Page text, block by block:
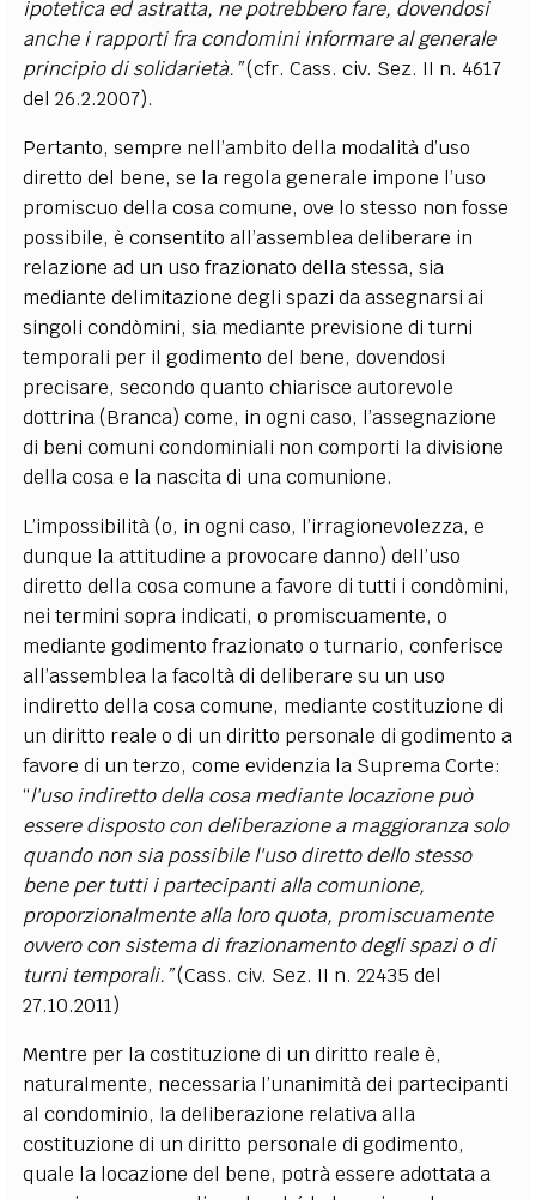
ipotetica ed astratta, ne potrebbero fare, dovendosi
anche i rapporti fra condomini informare al generale
principio di solidarietà.”(cfr. Cass. civ. Sez. II n. 4617
del 26.2.2007).
Pertanto, sempre nell’ambito della modalità d’uso
diretto del bene, se la regola generale impone l’uso
promiscuo della cosa comune, ove lo stesso non fosse
possibile, è consentito all’assemblea deliberare in
relazione ad un uso frazionato della stessa, sia
mediante delimitazione degli spazi da assegnarsi ai
singoli condòmini, sia mediante previsione di turni
temporali per il godimento del bene, dovendosi
precisare, secondo quanto chiarisce autorevole
dottrina (Branca) come, in ogni caso, l’assegnazione
di beni comuni condominiali non comporti la divisione
della cosa e la nascita di una comunione.
L’impossibilità (o, in ogni caso, l’irragionevolezza, e
dunque la attitudine a provocare danno) dell’uso
diretto della cosa comune a favore di tutti i condòmini,
nei termini sopra indicati, o promiscuamente, o
mediante godimento frazionato o turnario, conferisce
all’assemblea la facoltà di deliberare su un uso
indiretto della cosa comune, mediante costituzione di
un diritto reale o di un diritto personale di godimento a
favore di un terzo, come evidenzia la Suprema Corte:
“l'uso indiretto della cosa mediante locazione può
essere disposto con deliberazione a maggioranza solo
quando non sia possibile l'uso diretto dello stesso
bene per tutti i partecipanti alla comunione,
proporzionalmente alla loro quota, promiscuamente
ovvero con sistema di frazionamento degli spazi o di
turni temporali.”(Cass. civ. Sez. II n. 22435 del
27.10.2011)
Mentre per la costituzione di un diritto reale è,
naturalmente, necessaria l’unanimità dei partecipanti
al condominio, la deliberazione relativa alla
costituzione di un diritto personale di godimento,
quale la locazione del bene, potrà essere adottata a